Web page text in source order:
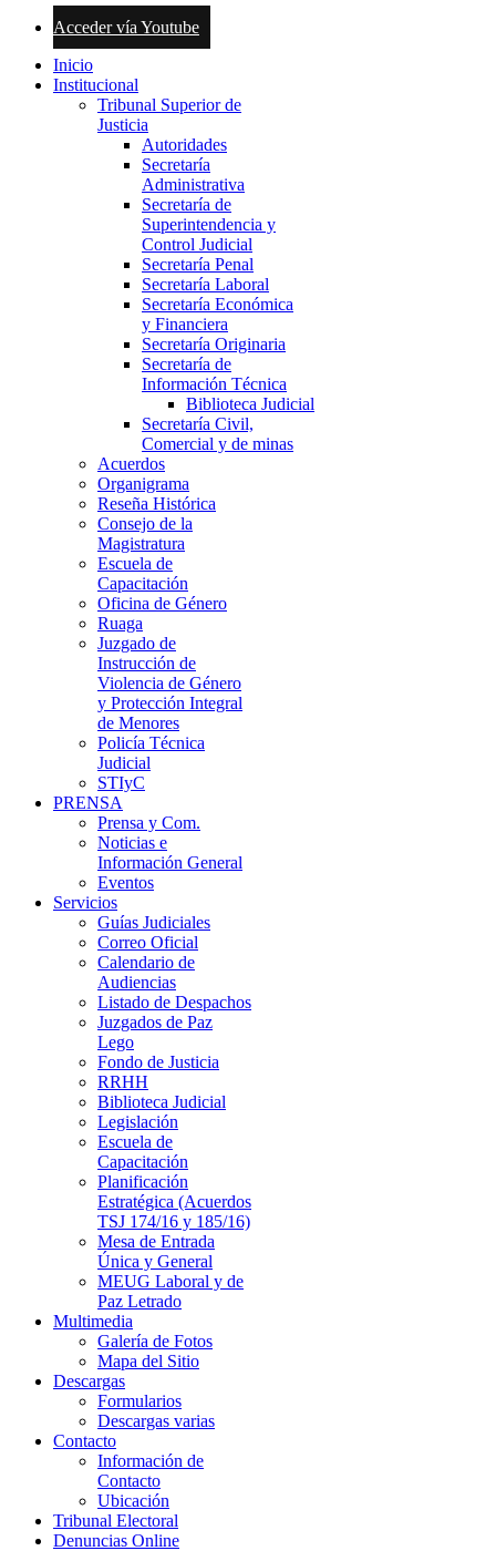
Acceder vía Youtube
Inicio
Institucional
Tribunal Superior de
Justicia
Autoridades
Secretaría
Administrativa
Secretaría de
Superintendencia y
Control Judicial
Secretaría Penal
Secretaría Laboral
Secretaría Económica
y Financiera
Secretaría Originaria
Secretaría de
Información Técnica
Biblioteca Judicial
Secretaría Civil,
Comercial y de minas
Acuerdos
Organigrama
Reseña Histórica
Consejo de la
Magistratura
Escuela de
Capacitación
Oficina de Género
Ruaga
Juzgado de
Instrucción de
Violencia de Género
y Protección Integral
de Menores
Policía Técnica
Judicial
STIyC
PRENSA
Prensa y Com.
Noticias e
Información General
Eventos
Servicios
Guías Judiciales
Correo Oficial
Calendario de
Audiencias
Listado de Despachos
Juzgados de Paz
Lego
Fondo de Justicia
RRHH
Biblioteca Judicial
Legislación
Escuela de
Capacitación
Planificación
Estratégica (Acuerdos
TSJ 174/16 y 185/16)
Mesa de Entrada
Única y General
MEUG Laboral y de
Paz Letrado
Multimedia
Galería de Fotos
Mapa del Sitio
Descargas
Formularios
Descargas varias
Contacto
Información de
Contacto
Ubicación
Tribunal Electoral
Denuncias Online